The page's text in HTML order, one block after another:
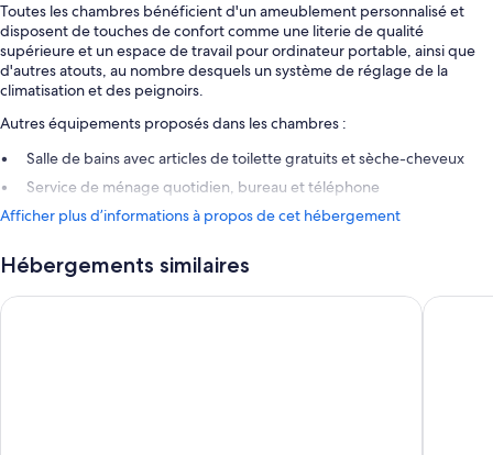
Toutes les chambres bénéficient d'un ameublement personnalisé et
disposent de touches de confort comme une literie de qualité
supérieure et un espace de travail pour ordinateur portable, ainsi que
d'autres atouts, au nombre desquels un système de réglage de la
climatisation et des peignoirs.
Autres équipements proposés dans les chambres :
Salle de bains avec articles de toilette gratuits et sèche-cheveux
Service de ménage quotidien, bureau et téléphone
Afficher plus d’informations à propos de cet hébergement
Hébergements similaires
Loews Hollywood Hotel Whisky